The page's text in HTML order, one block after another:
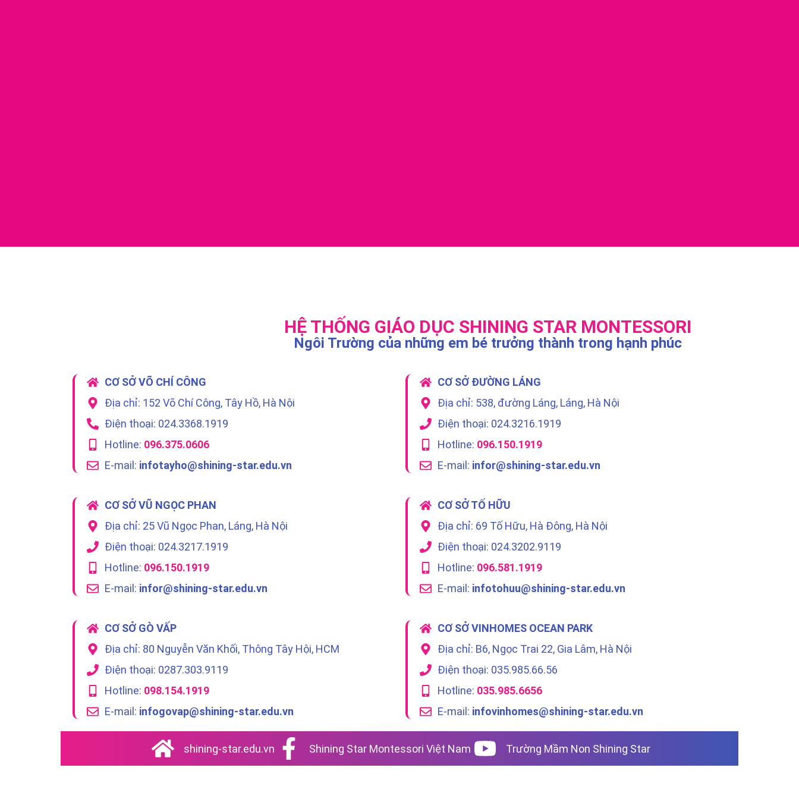
HỆ THỐNG GIÁO DỤC SHINING STAR MONTESSORI
Ngôi Trường của những em bé trưởng thành trong hạnh phúc
CƠ SỞ VÕ CHÍ CÔNG
Địa chỉ: 152 Võ Chí Công, Tây Hồ, Hà Nội
Điện thoại: 024.3368.1919
Hotline: 096.375.0606
E-mail: infotayho@shining-star.edu.vn
CƠ SỞ ĐƯỜNG LÁNG
Địa chỉ: 538, đường Láng, Láng, Hà Nội
Điện thoại: 024.3216.1919
Hotline: 096.150.1919
E-mail: infor@shining-star.edu.vn
CƠ SỞ VŨ NGỌC PHAN
Địa chỉ: 25 Vũ Ngọc Phan, Láng, Hà Nội
Điện thoại: 024.3217.1919
Hotline: 096.150.1919
E-mail: infor@shining-star.edu.vn
CƠ SỞ TỐ HỮU
Địa chỉ: 69 Tố Hữu, Hà Đông, Hà Nội
Điện thoại: 024.3202.9119
Hotline: 096.581.1919
E-mail: infotohuu@shining-star.edu.vn
CƠ SỞ GÒ VẤP
Địa chỉ: 80 Nguyễn Văn Khối, Thông Tây Hội, HCM
Điện thoại: 0287.303.9119
Hotline: 098.154.1919
E-mail: infogovap@shining-star.edu.vn
CƠ SỞ VINHOMES OCEAN PARK
Địa chỉ: B6, Ngọc Trai 22, Gia Lâm, Hà Nội
Điện thoại: 035.985.66.56
Hotline: 035.985.6656
E-mail: infovinhomes@shining-star.edu.vn
shining-star.edu.vn Shining Star Montessori Việt Nam Trường Mầm Non Shining Star